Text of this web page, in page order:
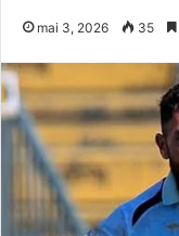
mai 3, 2026 35